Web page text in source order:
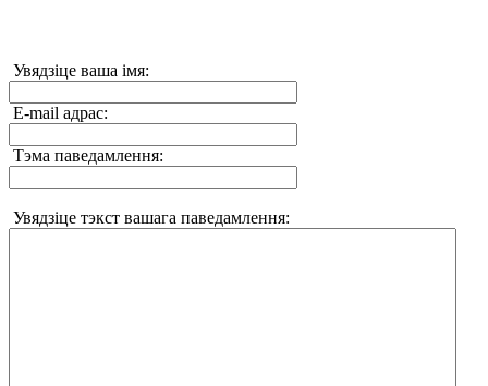
Увядзіце ваша імя:
E-mail адрас:
Тэма паведамлення:
Увядзіце тэкст вашага паведамлення: